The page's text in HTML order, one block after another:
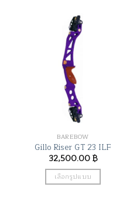
has
multiple
variants.
The
options
may
be
chosen
on
product
page
BAREBOW
Gillo Riser GT 23 ILF
32,500.00฿
เลือกรูปแบบ